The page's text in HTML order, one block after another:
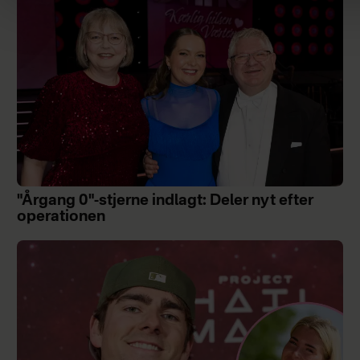
"Årgang 0"-stjerne indlagt: Deler nyt efter
operationen